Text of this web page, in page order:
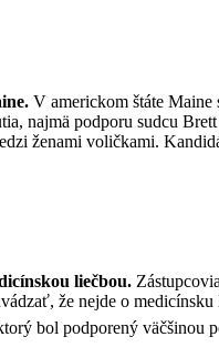
V americkom štáte
najmä podporu sudcu
ženami voličkami.
liečbou.
že nejde o
bol podporený